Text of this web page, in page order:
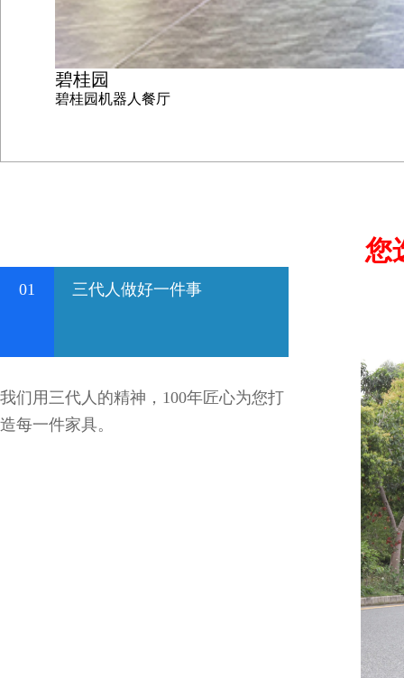
碧桂园
碧桂园机器人餐厅
您
01 三代人做好一件事
我们用三代人的精神，100年匠心为您打
造每一件家具。